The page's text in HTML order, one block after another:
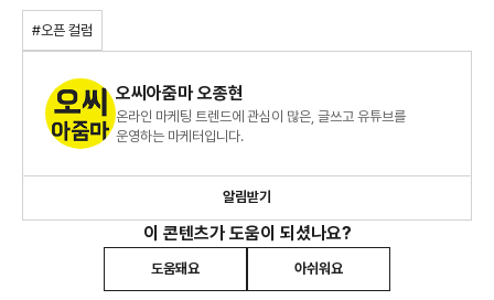
#오픈 컬럼
오씨아줌마 오종현
온라인 마케팅 트렌드에 관심이 많은, 글쓰고 유튜브를
운영하는 마케터입니다.
알림받기
이 콘텐츠가 도움이 되셨나요?
도움돼요 아쉬워요